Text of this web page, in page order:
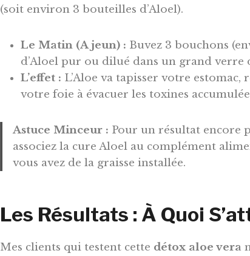
(soit environ 3 bouteilles d’Aloel).
Le Matin (A jeun) : Buvez 3 bouchons
d’Aloel pur ou dilué dans un grand verre
L’effet : L’Aloe va tapisser votre
votre foie à évacuer les toxines
Astuce Minceur : Pour un résultat encore
associez la cure Aloel au complément
vous avez de la graisse installée.
Les Résultats : À Quoi
Mes clients qui testent cette détox aloe vera